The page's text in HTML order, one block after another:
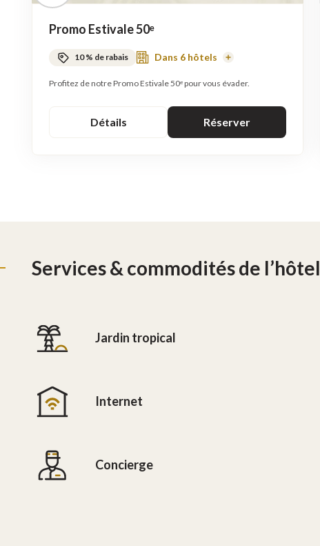
Promo Estivale 50ᵉ
10 % de rabais Dans 6 hôtels
En
plus
Profitez de notre Promo Estivale 50ᵉ pour vous évader.
Détails Réserver
Services & commodités de l’hôtel
Jardin tropical
Internet
Concierge